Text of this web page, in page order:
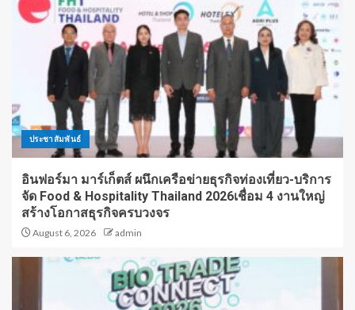
ประชาสัมพันธ์
อินฟอร์มา มาร์เก็ตส์ ผนึกเครือข่ายธุรกิจท่องเที่ยว-บริการ
จัด Food & Hospitality Thailand 2026เชื่อม 4 งานใหญ่
สร้างโอกาสธุรกิจครบวงจร
August 6, 2026 admin